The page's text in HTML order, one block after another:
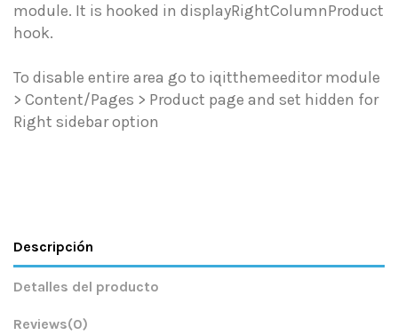
module. It is hooked in displayRightColumnProduct
hook.
To disable entire area go to iqitthemeeditor module
> Content/Pages > Product page and set hidden for
Right sidebar option
Descripción
Detalles del producto
Reviews(0)